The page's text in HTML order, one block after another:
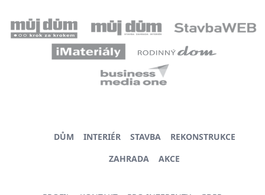
DŮM INTERIÉR STAVBA
REKONSTRUKCE
ZAHRADA
AKCE